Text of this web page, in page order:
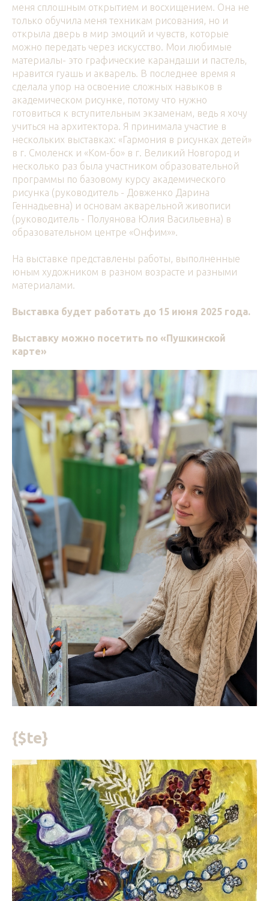
меня сплошным открытием и восхищением. Она не
только обучила меня техникам рисования, но и
открыла дверь в мир эмоций и чувств, которые
можно передать через искусство. Мои любимые
материалы- это графические карандаши и пастель,
нравится гуашь и акварель. В последнее время я
сделала упор на освоение сложных навыков в
академическом рисунке, потому что нужно
готовиться к вступительным экзаменам, ведь я хочу
учиться на архитектора. Я принимала участие в
нескольких выставках: «Гармония в рисунках детей»
в г. Смоленск и «Ком-бо» в г. Великий Новгород и
несколько раз была участником образовательной
программы по базовому курсу академического
рисунка (руководитель - Довженко Дарина
Геннадьевна) и основам акварельной живописи
(руководитель - Полуянова Юлия Васильевна) в
образовательном центре «Онфим»».
На выставке представлены работы, выполненные
юным художником в разном возрасте и разными
материалами.
Выставка будет работать до 15 июня 2025 года.
Выставку можно посетить по «Пушкинской
карте»
{$te}